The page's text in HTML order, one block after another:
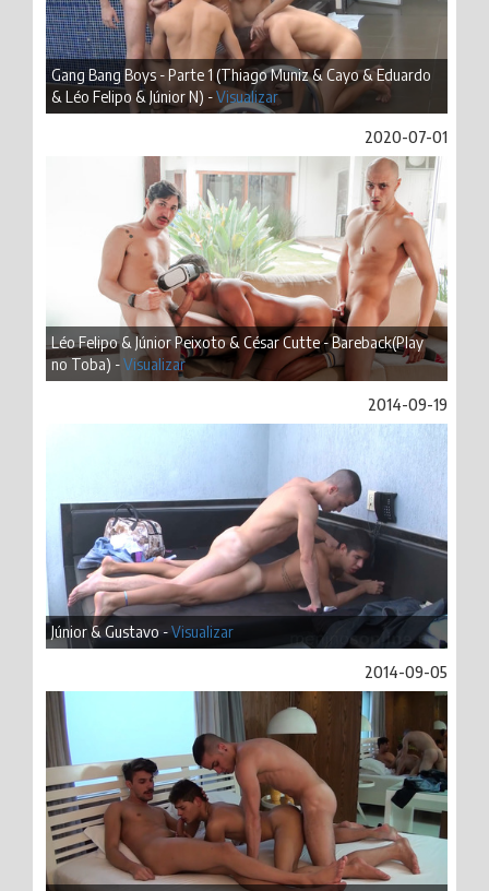
Gang Bang Boys - Parte 1 (Thiago Muniz & Cayo & Eduardo
& Léo Felipo & Júnior N) -Visualizar
2020-07-01
Léo Felipo & Júnior Peixoto & César Cutte - Bareback(Play
no Toba) -Visualizar
2014-09-19
Júnior & Gustavo -Visualizar
2014-09-05